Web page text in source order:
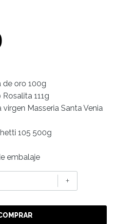
de oro 100g
111g
Masseria Santa Venia
105 500g
embalaje
+